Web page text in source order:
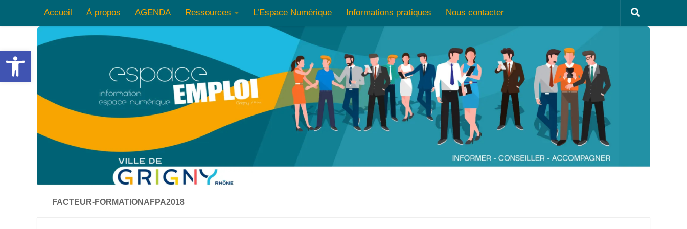
Ouvrir la barre d’outils
Skip to content
Accueil À propos AGENDA Ressources L’Espace Numérique Informations pratiques Nous contacter
FACTEUR-FORMATIONAFPA2018